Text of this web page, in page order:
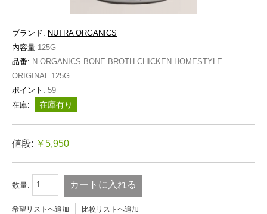
ブランド: NUTRA ORGANICS
内容量 125G
品番: N ORGANICS BONE BROTH CHICKEN HOMESTYLE
ORIGINAL 125G
ポイント: 59
在庫:
在庫有り
値段: ￥5,950
数量: カートに入れる
希望リストへ追加 比較リストへ追加